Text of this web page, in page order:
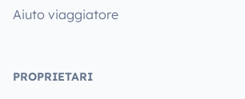
Aiuto viaggiatore
PROPRIETARI